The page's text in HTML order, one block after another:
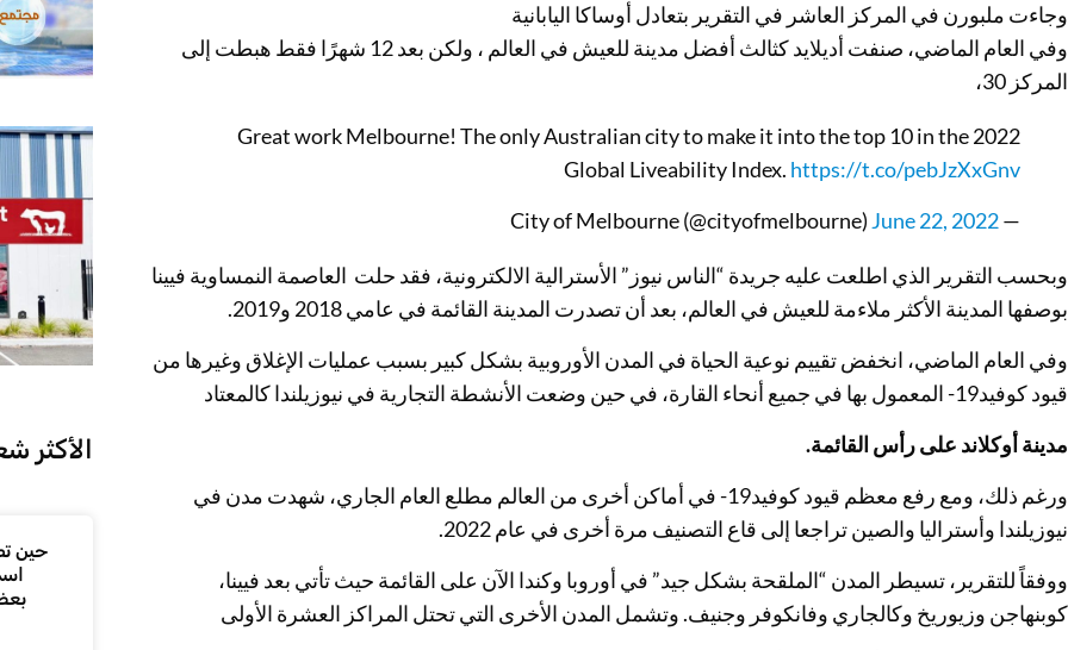
وجاءت ملبورن في المركز العاشر في التقرير بتعادل أوساكا اليابانية
وفي العام الماضي، صنفت أديلايد كثالث أفضل مدينة للعيش في العالم ، ولكن بعد 12 شهرًا فقط هبطت إلى
المركز 30،
Great work Melbourne! The only Australian city to make it into the top 10 in the 2022
Global Liveability Index. https://t.co/pebJzXxGnv
— City of Melbourne (@cityofmelbourne)
June 22, 2022
وبحسب التقرير الذي اطلعت عليه جريدة “الناس نيوز” الأسترالية الالكترونية، فقد حلت العاصمة النمساوية فيينا
بوصفها المدينة الأكثر ملاءمة للعيش في العالم، بعد أن تصدرت المدينة القائمة في عامي 2018 و2019.
وفي العام الماضي، انخفض تقييم نوعية الحياة في المدن الأوروبية بشكل كبير بسبب عمليات الإغلاق وغيرها من
قيود كوفيد19- المعمول بها في جميع أنحاء القارة، في حين وضعت الأنشطة التجارية في نيوزيلندا كالمعتاد
مدينة أوكلاند على رأس القائمة.
ورغم ذلك، ومع رفع معظم قيود كوفيد19- في أماكن أخرى من العالم مطلع العام الجاري، شهدت مدن في
نيوزيلندا وأستراليا والصين تراجعا إلى قاع التصنيف مرة أخرى في عام 2022.
ووفقاً للتقرير، تسيطر المدن “الملقحة بشكل جيد” في أوروبا وكندا الآن على القائمة حيث تأتي بعد فيينا،
كوبنهاجن وزيوريخ وكالجاري وفانكوفر وجنيف. وتشمل المدن الأخرى التي تحتل المراكز العشرة الأولى
الأكثر
حين